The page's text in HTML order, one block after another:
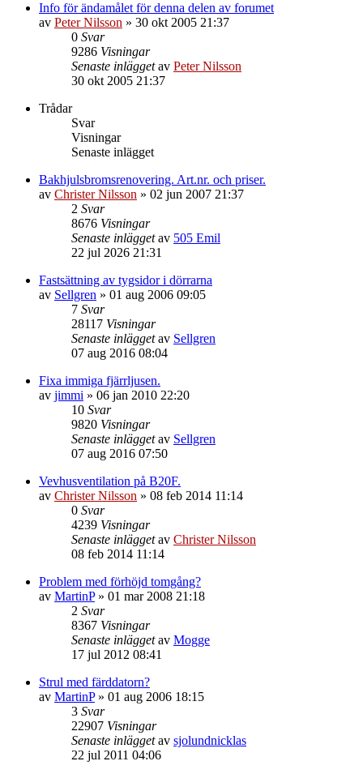
Info för ändamålet för denna delen av forumet
av Peter Nilsson » 30 okt 2005 21:37
0 Svar
9286 Visningar
Senaste inläggetav Peter Nilsson
30 okt 2005 21:37
Trådar
Svar
Visningar
Senaste inlägget
Bakhjulsbromsrenovering. Art.nr. och priser.
av Christer Nilsson » 02 jun 2007 21:37
2 Svar
8676 Visningar
Senaste inläggetav 505 Emil
22 jul 2026 21:31
Fastsättning av tygsidor i dörrarna
av Sellgren » 01 aug 2006 09:05
7 Svar
28117 Visningar
Senaste inläggetav Sellgren
07 aug 2016 08:04
Fixa immiga fjärrljusen.
av jimmi » 06 jan 2010 22:20
10 Svar
9820 Visningar
Senaste inläggetav Sellgren
07 aug 2016 07:50
Vevhusventilation på B20F.
av Christer Nilsson » 08 feb 2014 11:14
0 Svar
4239 Visningar
Senaste inläggetav Christer Nilsson
08 feb 2014 11:14
Problem med förhöjd tomgång?
av MartinP» 01 mar 2008 21:18
2 Svar
8367 Visningar
Senaste inläggetav Mogge
17 jul 2012 08:41
Strul med färddatorn?
av MartinP» 01 aug 2006 18:15
3 Svar
22907 Visningar
Senaste inläggetav sjolundnicklas
22 jul 2011 04:06